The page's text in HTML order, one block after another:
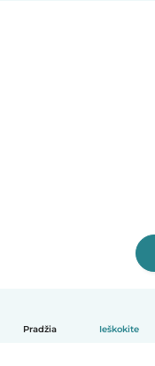
Pradžia Ieškokite